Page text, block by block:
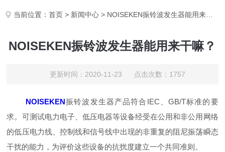
当前位置：首页 > 新闻中心 > NOISEKEN振铃波发生器能用来干嘛？
NOISEKEN振铃波发生器能用来干嘛？
更新时间：2020-11-23 点击次数：1757
NOISEKEN振铃波发生器产品符合IEC、GB/T标准的要
求。可测试电力电子、低压电器等设备经受在公用和非公用网络
的低压电力线、控制线和信号线中出现的非重复的阻尼振荡瞬态
干扰的能力，为评价这些设备的抗扰度建立一个共同准则。